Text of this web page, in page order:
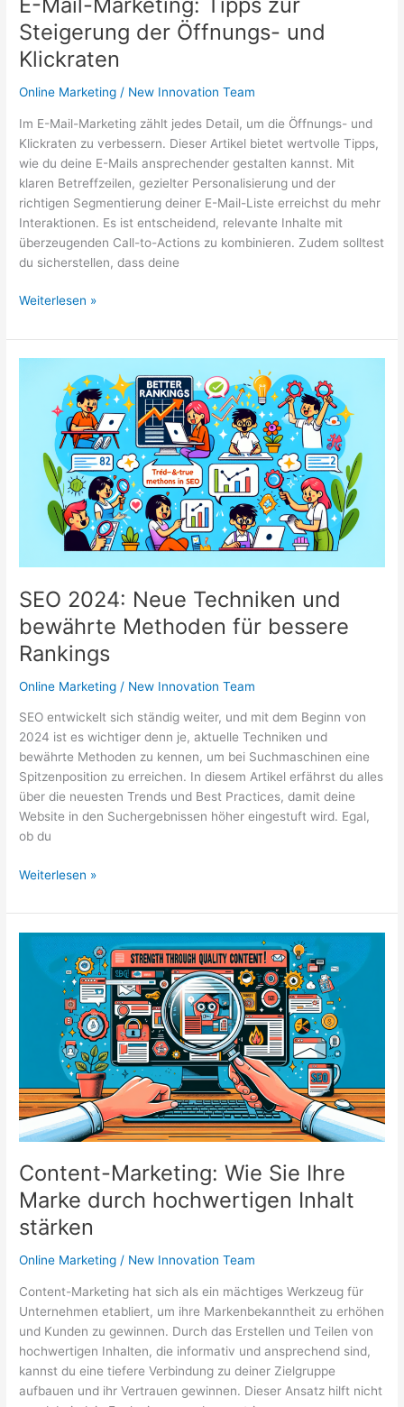
E-Mail-Marketing: Tipps zur
Steigerung der Öffnungs- und
Klickraten
Online Marketing / New Innovation Team
Im E-Mail-Marketing zählt jedes Detail, um die Öffnungs- und
Klickraten zu verbessern. Dieser Artikel bietet wertvolle Tipps,
wie du deine E-Mails ansprechender gestalten kannst. Mit
klaren Betreffzeilen, gezielter Personalisierung und der
richtigen Segmentierung deiner E-Mail-Liste erreichst du mehr
Interaktionen. Es ist entscheidend, relevante Inhalte mit
überzeugenden Call-to-Actions zu kombinieren. Zudem solltest
du sicherstellen, dass deine
E-
Marketing:
Tipps
Steigerung
Öffnungs-
Klickraten
Weiterlesen »
SEO 2024: Neue Techniken und
bewährte Methoden für bessere
Rankings
Online Marketing / New Innovation Team
SEO entwickelt sich ständig weiter, und mit dem Beginn von
2024 ist es wichtiger denn je, aktuelle Techniken und
bewährte Methoden zu kennen, um bei Suchmaschinen eine
Spitzenposition zu erreichen. In diesem Artikel erfährst du alles
über die neuesten Trends und Best Practices, damit deine
Website in den Suchergebnissen höher eingestuft wird. Egal,
ob du
SEO
Neue
Techniken
bewährte
Methoden
bessere
Rankings
Weiterlesen »
Content-Marketing: Wie Sie Ihre
Marke durch hochwertigen Inhalt
stärken
Online Marketing / New Innovation Team
Content-Marketing hat sich als ein mächtiges Werkzeug für
Unternehmen etabliert, um ihre Markenbekanntheit zu erhöhen
und Kunden zu gewinnen. Durch das Erstellen und Teilen von
hochwertigen Inhalten, die informativ und ansprechend sind,
kannst du eine tiefere Verbindung zu deiner Zielgruppe
aufbauen und ihr Vertrauen gewinnen. Dieser Ansatz hilft nicht